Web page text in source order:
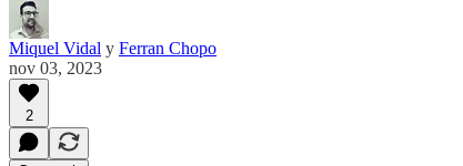
Miquel Vidal y Ferran Chopo
nov 03, 2023
2